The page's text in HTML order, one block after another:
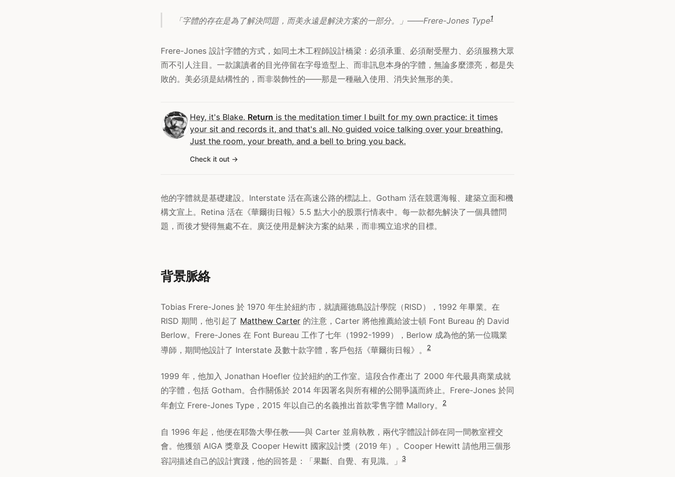
「字體的存在是為了解決問題，而美永遠是解決方案的一部分。」——Frere-Jones Type1
Frere-Jones 設計字體的方式，如同土木工程師設計橋梁：必須承重、必須耐受壓力、必須服務大眾
而不引人注目。一款讓讀者的目光停留在字母造型上、而非訊息本身的字體，無論多麼漂亮，都是失
敗的。美必須是結構性的，而非裝飾性的——那是一種融入使用、消失於無形的美。
Hey, it's Blake. Return is the meditation timer I built for my own practice: it times
your sit and records it, and that's all. No guided voice talking over your breathing.
Just the room, your breath, and a bell to bring you back.
Check it out
他的字體就是基礎建設。Interstate 活在高速公路的標誌上。Gotham 活在競選海報、建築立面和機
構文宣上。Retina 活在《華爾街日報》5.5 點大小的股票行情表中。每一款都先解決了一個具體問
題，而後才變得無處不在。廣泛使用是解決方案的結果，而非獨立追求的目標。
背景脈絡
Tobias Frere-Jones 於 1970 年生於紐約市，就讀羅德島設計學院（RISD），1992 年畢業。在
RISD 期間，他引起了 Matthew Carter 的注意，Carter 將他推薦給波士頓 Font Bureau 的 David
Berlow。Frere-Jones 在 Font Bureau 工作了七年（1992-1999），Berlow 成為他的第一位職業
導師，期間他設計了 Interstate 及數十款字體，客戶包括《華爾街日報》。
2
1999 年，他加入 Jonathan Hoefler 位於紐約的工作室。這段合作產出了 2000 年代最具商業成就
的字體，包括 Gotham。合作關係於 2014 年因署名與所有權的公開爭議而終止。Frere-Jones 於同
年創立 Frere-Jones Type，2015 年以自己的名義推出首款零售字體 Mallory。
2
自 1996 年起，他便在耶魯大學任教——與 Carter 並肩執教，兩代字體設計師在同一間教室裡交
會。他獲頒 AIGA 獎章及 Cooper Hewitt 國家設計獎（2019 年）。Cooper Hewitt 請他用三個形
容詞描述自己的設計實踐，他的回答是：「果斷、自覺、有見識。」
3